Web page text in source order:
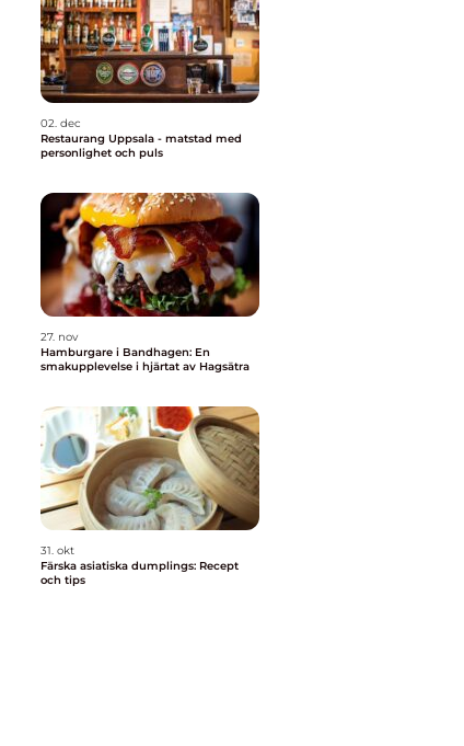
02. dec
Restaurang Uppsala - matstad med
personlighet och puls
27. nov
Hamburgare i Bandhagen: En
smakupplevelse i hjärtat av Hagsätra
31. okt
Färska asiatiska dumplings: Recept
och tips